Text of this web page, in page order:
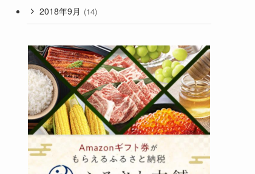
2018年9月 (14)